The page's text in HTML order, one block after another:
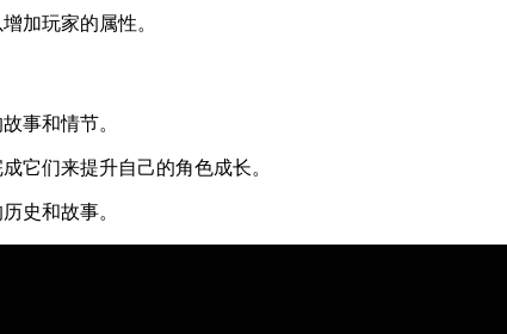
加玩家的属性。
事和情节。
它们来提升自己的角色成长。
史和故事。